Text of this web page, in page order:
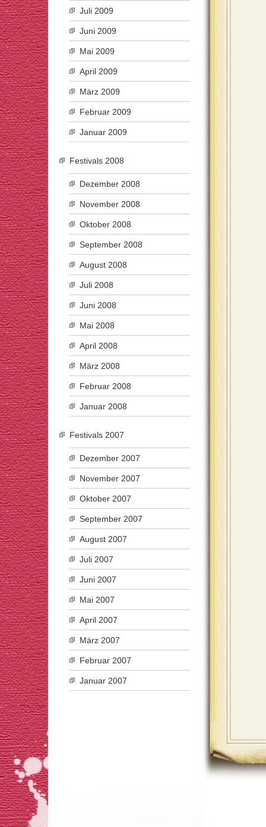
Juli 2009
Juni 2009
Mai 2009
April 2009
März 2009
Februar 2009
Januar 2009
Festivals 2008
Dezember 2008
November 2008
Oktober 2008
September 2008
August 2008
Juli 2008
Juni 2008
Mai 2008
April 2008
März 2008
Februar 2008
Januar 2008
Festivals 2007
Dezember 2007
November 2007
Oktober 2007
September 2007
August 2007
Juli 2007
Juni 2007
Mai 2007
April 2007
März 2007
Februar 2007
Januar 2007